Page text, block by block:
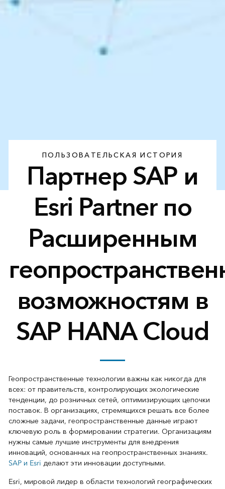
ПОЛЬЗОВАТЕЛЬСКАЯ ИСТОРИЯ
Партнер SAP и
Esri Partner по
Расширенным
возможностям в
SAP HANA Cloud
Геопространственные технологии важны как никогда для
всех: от правительств, контролирующих экологические
тенденции, до розничных сетей, оптимизирующих цепочки
поставок. В организациях, стремящихся решать все более
сложные задачи, геопространственные данные играют
ключевую роль в формировании стратегии. Организациям
нужны самые лучшие инструменты для внедрения
инноваций, основанных на геопространственных знаниях.
SAP и Esri делают эти инновации доступными.
Esri, мировой лидер в области технологий географических